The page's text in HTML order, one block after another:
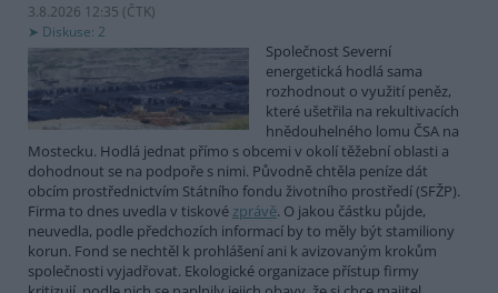
3.8.2026 12:35 (ČTK)
Diskuse: 2
Společnost Severní
energetická hodlá sama
rozhodnout o využití peněz,
které ušetřila na rekultivacích
hnědouhelného lomu ČSA na
Mostecku. Hodlá jednat přímo s obcemi v okolí těžební oblasti a
dohodnout se na podpoře s nimi. Původně chtěla peníze dát
obcím prostřednictvím Státního fondu životního prostředí (SFŽP).
Firma to dnes uvedla v tiskovézprávě. O jakou částku půjde,
neuvedla, podle předchozích informací by to měly být stamiliony
korun. Fond se nechtěl k prohlášení ani k avizovaným krokům
společnosti vyjadřovat. Ekologické organizace přístup firmy